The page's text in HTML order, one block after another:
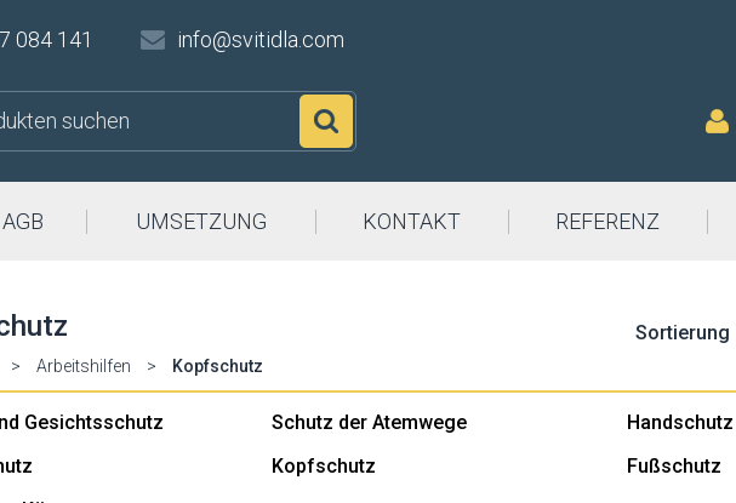
084 141 info@svitidla.com
AGB UMSETZUNG KONTAKT REFERENZ
> Arbeitshilfen > Kopfschutz
Sortierung
Gesichtsschutz Schutz der Atemwege
Handschutz
Kopfschutz
Fußschutz